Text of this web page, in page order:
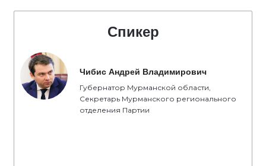
Спикер
Чибис Андрей Владимирович
Губернатор Мурманской области,
Секретарь Мурманского регионального
отделения Партии